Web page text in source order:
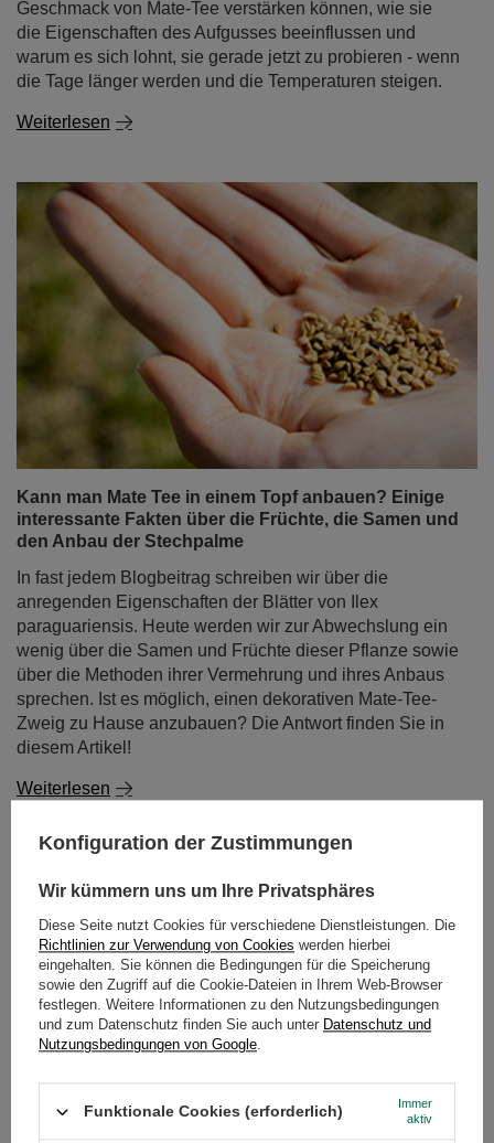
Geschmack von Mate-Tee verstärken können, wie sie
die Eigenschaften des Aufgusses beeinflussen und
warum es sich lohnt, sie gerade jetzt zu probieren - wenn
die Tage länger werden und die Temperaturen steigen.
Weiterlesen
Kann man Mate Tee in einem Topf anbauen? Einige
interessante Fakten über die Früchte, die Samen und
den Anbau der Stechpalme
In fast jedem Blogbeitrag schreiben wir über die
anregenden Eigenschaften der Blätter von Ilex
paraguariensis. Heute werden wir zur Abwechslung ein
wenig über die Samen und Früchte dieser Pflanze sowie
über die Methoden ihrer Vermehrung und ihres Anbaus
sprechen. Ist es möglich, einen dekorativen Mate-Tee-
Zweig zu Hause anzubauen? Die Antwort finden Sie in
diesem Artikel!
Weiterlesen
Konfiguration der Zustimmungen
Wir kümmern uns um Ihre Privatsphäres
Diese Seite nutzt Cookies für verschiedene Dienstleistungen. Die
Richtlinien zur Verwendung von Cookies werden hierbei
eingehalten. Sie können die Bedingungen für die Speicherung
sowie den Zugriff auf die Cookie-Dateien in Ihrem Web-Browser
festlegen. Weitere Informationen zu den Nutzungsbedingungen
und zum Datenschutz finden Sie auch unter Datenschutz und
Nutzungsbedingungen von Google.
Funktionale Cookies (erforderlich)
Immer
aktiv